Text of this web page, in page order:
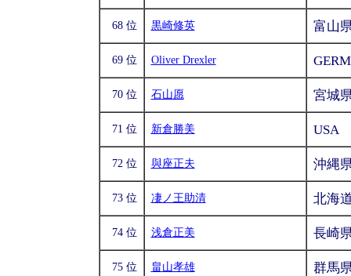
68 位 黒崎修英 富山
69 位 Oliver Drexler
70 位 石山愿 宮城
71 位 新倉勝美 USA
72 位 與座正夫 沖縄
73 位 凄ノ王助清 北海
74 位 浅倉正美 長崎
75 位 畠山孝雄 群馬